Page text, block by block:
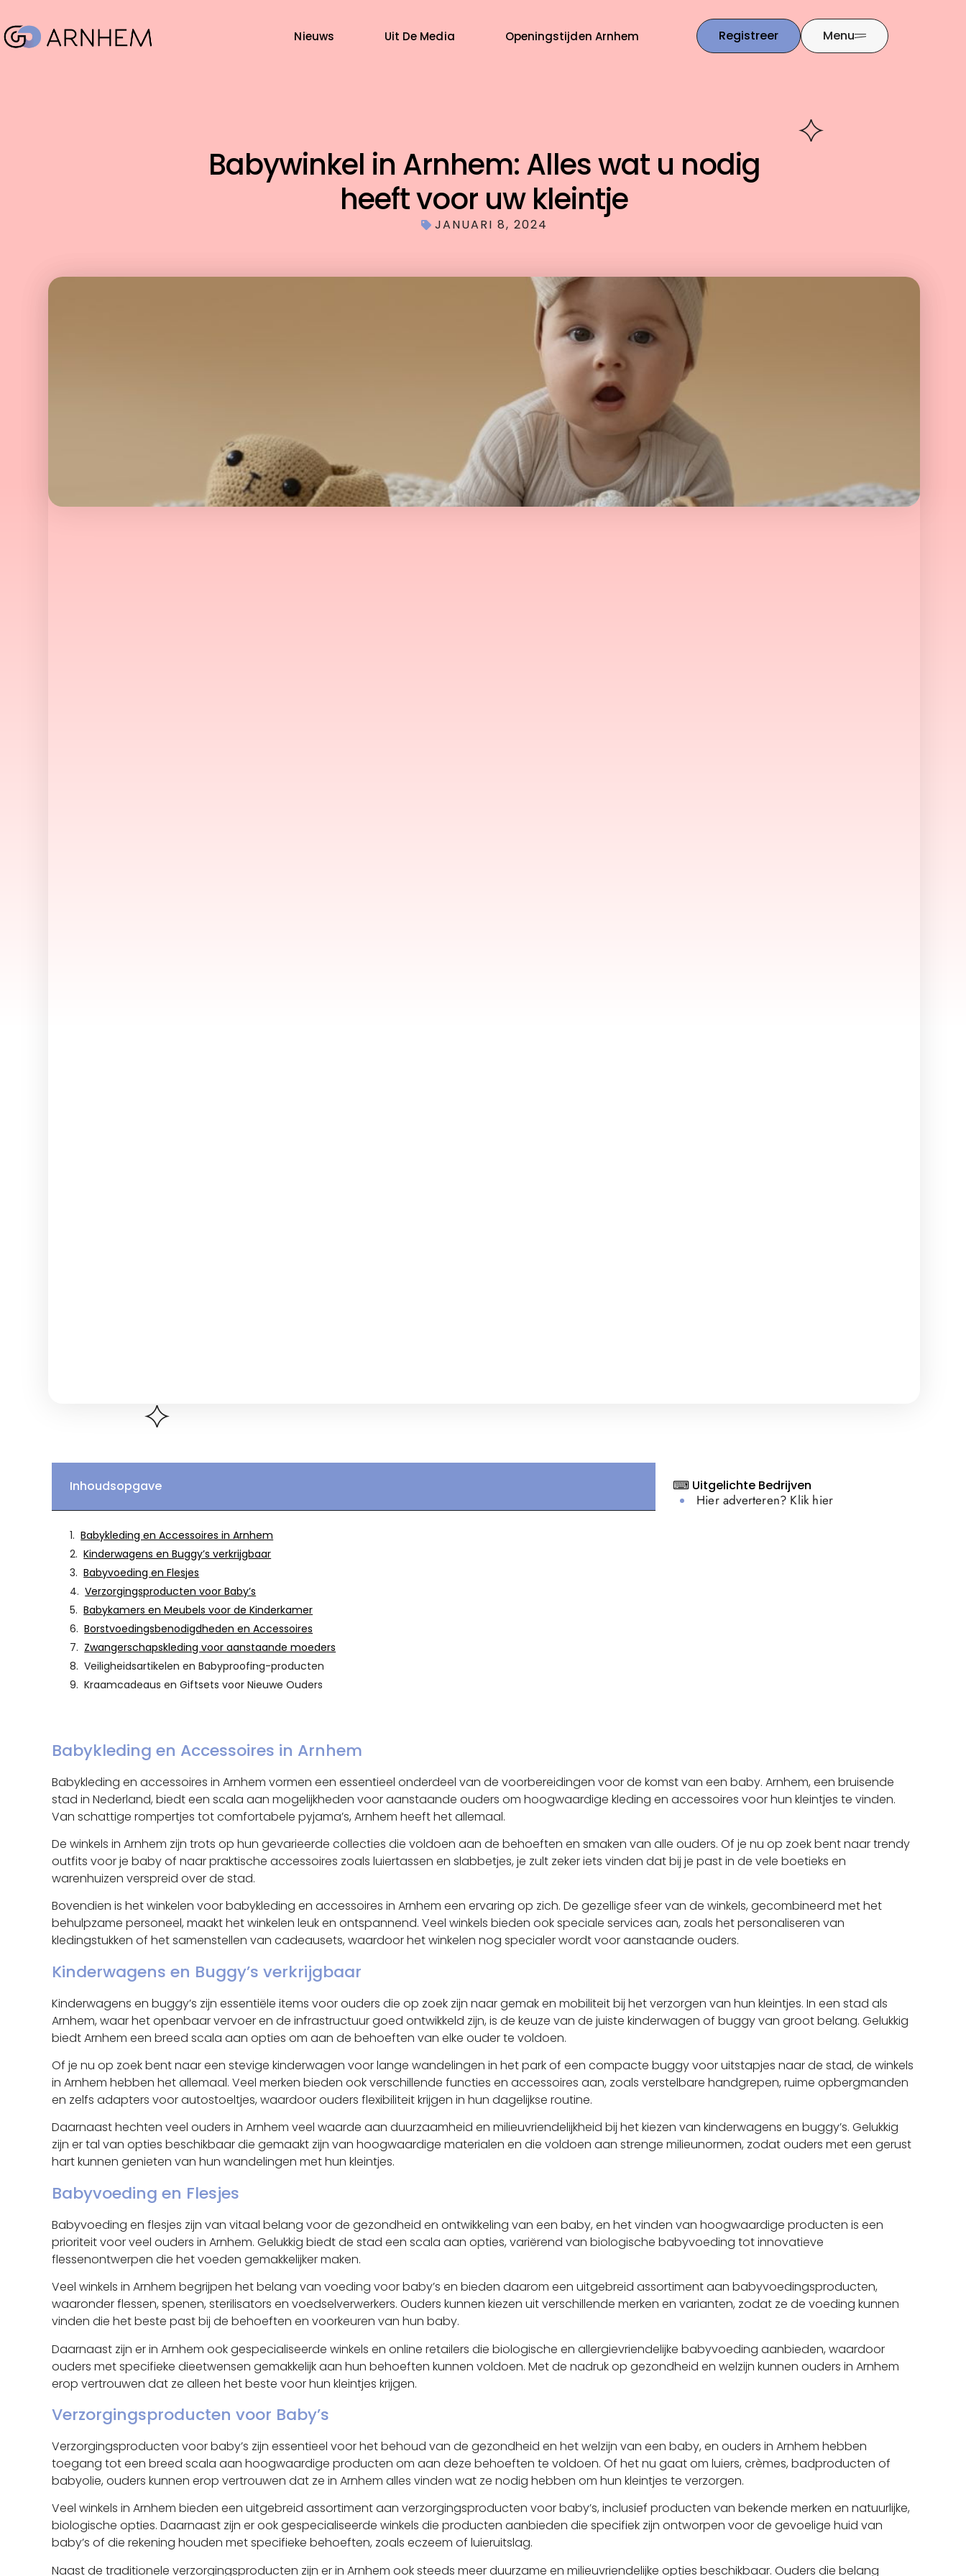
Nieuws Uit De Media Openingstijden Arnhem Registreer Menu
Babywinkel in Arnhem: Alles wat u nodig
heeft voor uw kleintje
JANUARI 8, 2024
Inhoudsopgave
Babykleding en Accessoires in Arnhem
Kinderwagens en Buggy’s verkrijgbaar
Babyvoeding en Flesjes
Verzorgingsproducten voor Baby’s
Babykamers en Meubels voor de Kinderkamer
Borstvoedingsbenodigdheden en Accessoires
Zwangerschapskleding voor aanstaande moeders
Veiligheidsartikelen en Babyproofing-producten
Kraamcadeaus en Giftsets voor Nieuwe Ouders
⌨ Uitgelichte Bedrijven
Hier adverteren? Klik hier
Babykleding en Accessoires in Arnhem
Babykleding en accessoires in Arnhem vormen een essentieel onderdeel van de voorbereidingen voor de komst van een baby. Arnhem, een bruisende
stad in Nederland, biedt een scala aan mogelijkheden voor aanstaande ouders om hoogwaardige kleding en accessoires voor hun kleintjes te vinden.
Van schattige rompertjes tot comfortabele pyjama’s, Arnhem heeft het allemaal.
De winkels in Arnhem zijn trots op hun gevarieerde collecties die voldoen aan de behoeften en smaken van alle ouders. Of je nu op zoek bent naar trendy
outfits voor je baby of naar praktische accessoires zoals luiertassen en slabbetjes, je zult zeker iets vinden dat bij je past in de vele boetieks en
warenhuizen verspreid over de stad.
Bovendien is het winkelen voor babykleding en accessoires in Arnhem een ​​ervaring op zich. De gezellige sfeer van de winkels, gecombineerd met het
behulpzame personeel, maakt het winkelen leuk en ontspannend. Veel winkels bieden ook speciale services aan, zoals het personaliseren van
kledingstukken of het samenstellen van cadeausets, waardoor het winkelen nog specialer wordt voor aanstaande ouders.
Kinderwagens en Buggy’s verkrijgbaar
Kinderwagens en buggy’s zijn essentiële items voor ouders die op zoek zijn naar gemak en mobiliteit bij het verzorgen van hun kleintjes. In een stad als
Arnhem, waar het openbaar vervoer en de infrastructuur goed ontwikkeld zijn, is de keuze van de juiste kinderwagen of buggy van groot belang. Gelukkig
biedt Arnhem een ​​breed scala aan opties om aan de behoeften van elke ouder te voldoen.
Of je nu op zoek bent naar een stevige kinderwagen voor lange wandelingen in het park of een compacte buggy voor uitstapjes naar de stad, de winkels
in Arnhem hebben het allemaal. Veel merken bieden ook verschillende functies en accessoires aan, zoals verstelbare handgrepen, ruime opbergmanden
en zelfs adapters voor autostoeltjes, waardoor ouders flexibiliteit krijgen in hun dagelijkse routine.
Daarnaast hechten veel ouders in Arnhem veel waarde aan duurzaamheid en milieuvriendelijkheid bij het kiezen van kinderwagens en buggy’s. Gelukkig
zijn er tal van opties beschikbaar die gemaakt zijn van hoogwaardige materialen en die voldoen aan strenge milieunormen, zodat ouders met een gerust
hart kunnen genieten van hun wandelingen met hun kleintjes.
Babyvoeding en Flesjes
Babyvoeding en flesjes zijn van vitaal belang voor de gezondheid en ontwikkeling van een baby, en het vinden van hoogwaardige producten is een
prioriteit voor veel ouders in Arnhem. Gelukkig biedt de stad een scala aan opties, variërend van biologische babyvoeding tot innovatieve
flessenontwerpen die het voeden gemakkelijker maken.
Veel winkels in Arnhem begrijpen het belang van voeding voor baby’s en bieden daarom een uitgebreid assortiment aan babyvoedingsproducten,
waaronder flessen, spenen, sterilisators en voedselverwerkers. Ouders kunnen kiezen uit verschillende merken en varianten, zodat ze de voeding kunnen
vinden die het beste past bij de behoeften en voorkeuren van hun baby.
Daarnaast zijn er in Arnhem ook gespecialiseerde winkels en online retailers die biologische en allergievriendelijke babyvoeding aanbieden, waardoor
ouders met specifieke dieetwensen gemakkelijk aan hun behoeften kunnen voldoen. Met de nadruk op gezondheid en welzijn kunnen ouders in Arnhem
erop vertrouwen dat ze alleen het beste voor hun kleintjes krijgen.
Verzorgingsproducten voor Baby’s
Verzorgingsproducten voor baby’s zijn essentieel voor het behoud van de gezondheid en het welzijn van een baby, en ouders in Arnhem hebben
toegang tot een breed scala aan hoogwaardige producten om aan deze behoeften te voldoen. Of het nu gaat om luiers, crèmes, badproducten of
babyolie, ouders kunnen erop vertrouwen dat ze in Arnhem alles vinden wat ze nodig hebben om hun kleintjes te verzorgen.
Veel winkels in Arnhem bieden een uitgebreid assortiment aan verzorgingsproducten voor baby’s, inclusief producten van bekende merken en natuurlijke,
biologische opties. Daarnaast zijn er ook gespecialiseerde winkels die producten aanbieden die specifiek zijn ontworpen voor de gevoelige huid van
baby’s of die rekening houden met specifieke behoeften, zoals eczeem of luieruitslag.
Naast de traditionele verzorgingsproducten zijn er in Arnhem ook steeds meer duurzame en milieuvriendelijke opties beschikbaar. Ouders die belang